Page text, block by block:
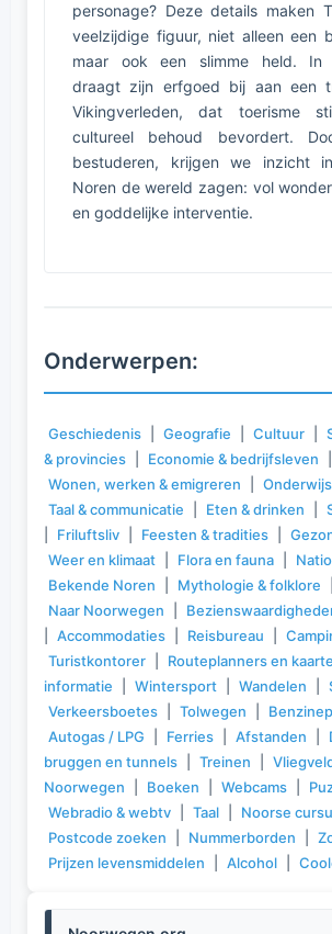
personage? Deze details maken
veelzijdige figuur, niet alleen een
maar ook een slimme held. In
draagt zijn erfgoed bij aan een
Vikingverleden, dat toerisme
cultureel behoud bevordert.
bestuderen, krijgen we inzicht
Noren de wereld zagen: vol
en goddelijke interventie.
Onderwerpen:
Geschiedenis Geografie Cultuur
& provincies
Economie & bedrijfsleven
Wonen, werken & emigreren
Taal & communicatie
Eten & drinken
Friluftsliv Feesten & tradities
Weer en klimaat
Flora en fauna
Bekende Noren
Mythologie & folklore
Naar Noorwegen
Accommodaties Reisbureau
Turistkontorer
Routeplanners en
informatie
Wintersport Wandelen
Verkeersboetes
Tolwegen
Autogas / LPG
Ferries Afstanden
bruggen en tunnels
Treinen
Noorwegen
Boeken Webcams
Webradio & webtv
Taal Noorse
Postcode zoeken
Nummerborden
Prijzen levensmiddelen
Alcohol